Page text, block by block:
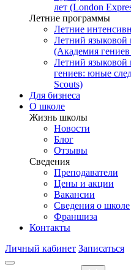
лет (London
Летние программы
Летние
Летний языковой
(Академия
Летний языковой
гениев: юные
Scouts)
Для бизнеса
О школе
Жизнь школы
Новости
Блог
Отзывы
Сведения
Преподаватели
Цены и акции
Вакансии
Сведения о школе
Франшиза
Контакты
Личный кабинет Записаться